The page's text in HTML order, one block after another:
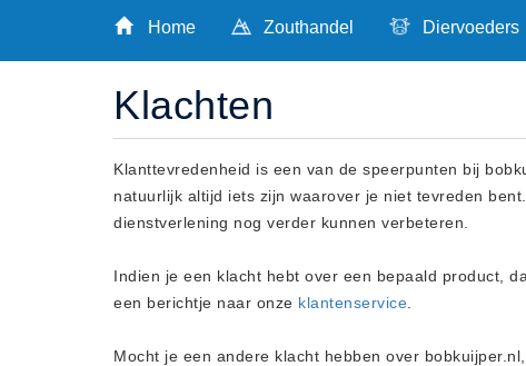
Diervoeders
Stal strooisel
Contact
Betaalmethoden
Algemene voorwaarden
Privacy Statement
Home Zouthandel Diervoeders
Klachten
Klanttevredenheid is een van de speerpunten bij
natuurlijk altijd iets zijn waarover je niet tevreden
dienstverlening nog verder kunnen verbeteren.
Indien je een klacht hebt over een bepaald product,
een berichtje naar onze klantenservice
Mocht je een andere klacht hebben over